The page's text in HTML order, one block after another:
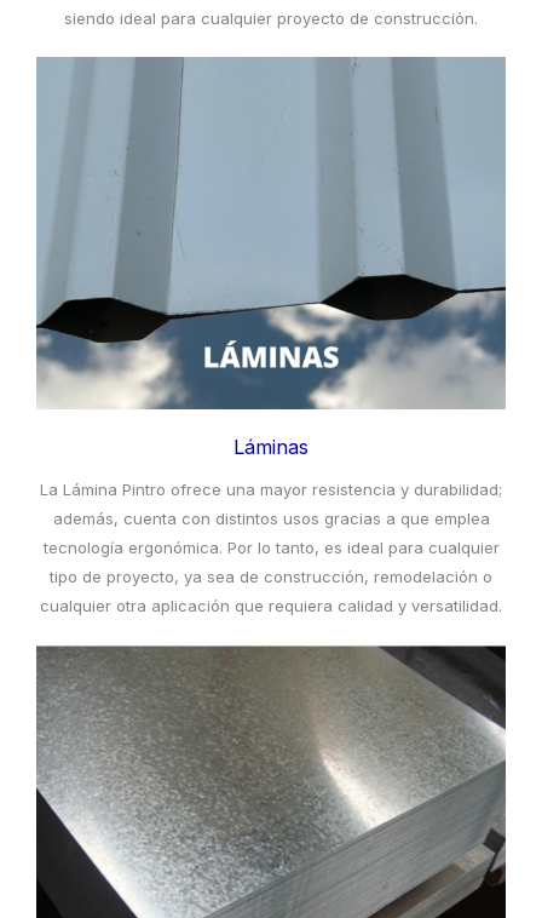
siendo ideal para cualquier proyecto de construcción.
Láminas
La Lámina Pintro ofrece una mayor resistencia y durabilidad;
además, cuenta con distintos usos gracias a que emplea
tecnología ergonómica. Por lo tanto, es ideal para cualquier
tipo de proyecto, ya sea de construcción, remodelación o
cualquier otra aplicación que requiera calidad y versatilidad.